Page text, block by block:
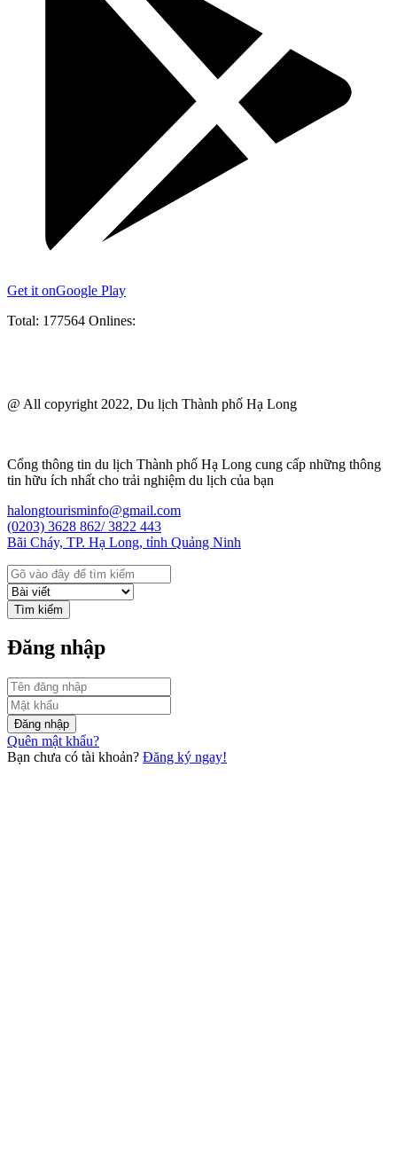
Get it onGoogle Play
Total: 177564 Onlines:
@ All copyright 2022, Du lịch Thành phố Hạ Long
Cổng thông tin du lịch Thành phố Hạ Long cung cấp những thông
tin hữu ích nhất cho trải nghiệm du lịch của bạn
halongtourisminfo@gmail.com
(0203) 3628 862/ 3822 443
Bãi Cháy, TP. Hạ Long, tỉnh Quảng Ninh
Tìm kiếm
Đăng nhập
Đăng nhập
Quên mật khẩu?
Bạn chưa có tài khoản? Đăng ký ngay!